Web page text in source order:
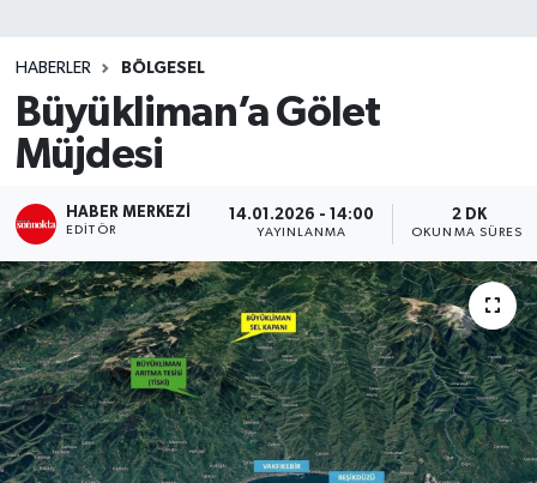
HABERLER BÖLGESEL
Büyükliman’a Gölet
Müjdesi
HABER MERKEZI
EDITÖR
14.01.2026 - 14:00
YAYINLANMA
2 DK
OKUNMA SÜRESI
Teknoloji
TRABZON
TRABZONSPOR
Yaşam